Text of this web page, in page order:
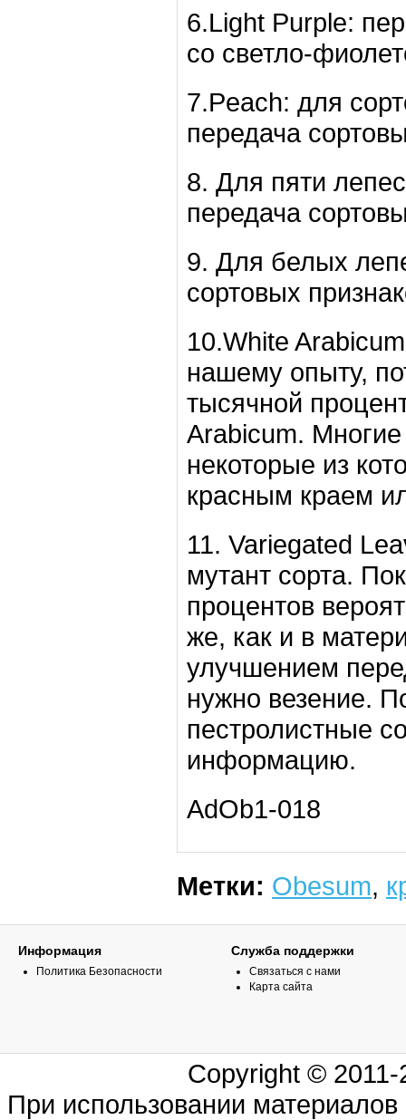
6.Light Purple:
со светло-
7.Peach: для
передача
8. Для пяти
передача
9. Для белых
сортовых
10.White
нашему опыту,
тысячной
Arabicum. Многие
некоторые из
красным краем
11. Variegated
мутант сорта.
процентов
же, как и в
улучшением
нужно везение.
пестролистные
информацию.
AdOb1-018
Метки: Obesum,
Информация
Политика Безопасности
Служба поддержки
Связаться с нами
Карта сайта
Copyright ©
При использовании